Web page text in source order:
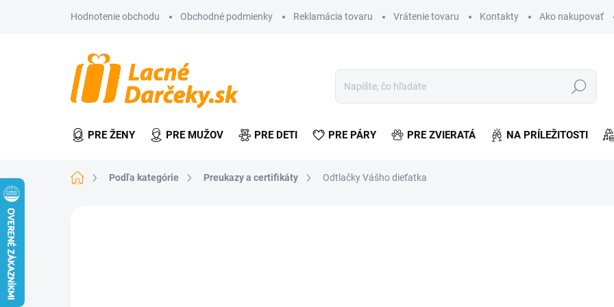
Hodnotenie obchodu Obchodné podmienky Reklamácia tovaru Vrátenie tovaru Kontakty Ako nakupovať
Hľadať
PRE ŽENY PRE MUŽOV PRE DETI PRE PÁRY PRE ZVIERATÁ NA PRÍLEŽITOSTI
DomovPodľa kategórie Preukazy a certifikáty Odtlačky Vášho dieťatka